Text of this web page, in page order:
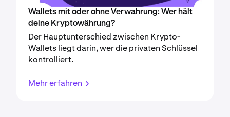
Wallets mit oder ohne Verwahrung: Wer hält
deine Kryptowährung?
Der Hauptunterschied zwischen Krypto-
Wallets liegt darin, wer die privaten Schlüssel
kontrolliert.
Mehr erfahren